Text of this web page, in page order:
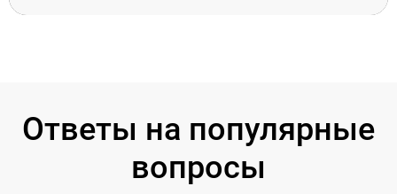
Ответы на популярные
вопросы